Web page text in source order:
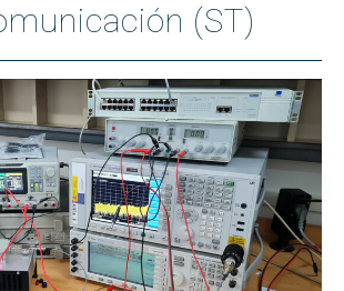
(ST)